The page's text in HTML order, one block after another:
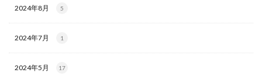
2024年8月 5
2024年7月 1
2024年5月 17